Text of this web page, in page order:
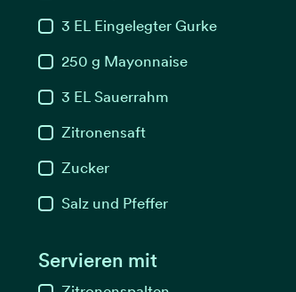
3 EL Eingelegter Gurke
250 g Mayonnaise
3 EL Sauerrahm
Zitronensaft
Zucker
Salz und Pfeffer
Servieren mit